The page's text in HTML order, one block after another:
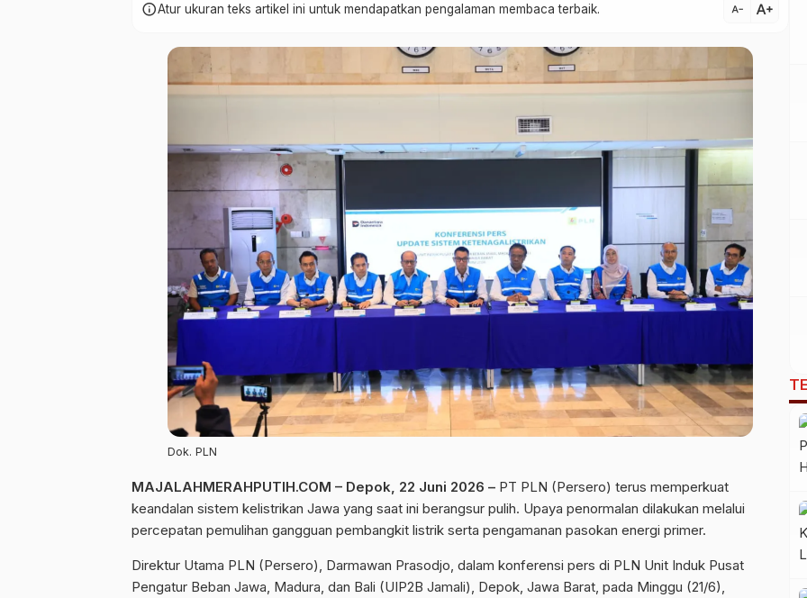
infoAtur ukuran teks artikel ini untuk mendapatkan pengalaman membaca terbaik. text_decrease text_increase
Dok. PLN
MAJALAHMERAHPUTIH.COM – Depok, 22 Juni 2026 – PT PLN (Persero) terus memperkuat
keandalan sistem kelistrikan Jawa yang saat ini berangsur pulih. Upaya penormalan dilakukan melalui
percepatan pemulihan gangguan pembangkit listrik serta pengamanan pasokan energi primer.
Direktur Utama PLN (Persero), Darmawan Prasodjo, dalam konferensi pers di PLN Unit Induk Pusat
Pengatur Beban Jawa, Madura, dan Bali (UIP2B Jamali), Depok, Jawa Barat, pada Minggu (21/6),